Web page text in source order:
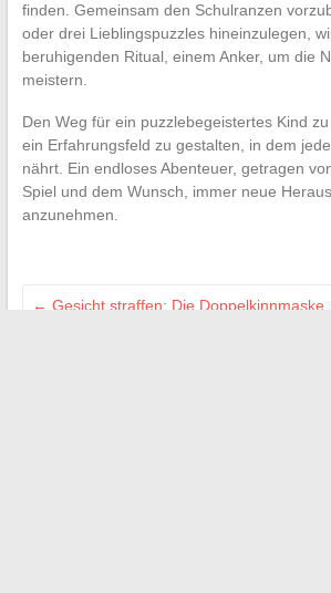
finden. Gemeinsam den Schulranzen
oder drei Lieblingspuzzles hineinzulegen,
beruhigenden Ritual, einem Anker, um die
meistern.
Den Weg für ein puzzlebegeistertes Kind
ein Erfahrungsfeld zu gestalten, in dem
nährt. Ein endloses Abenteuer, getragen
Spiel und dem Wunsch, immer neue
anzunehmen.
← Gesicht straffen: Die Doppelkinnmaske,